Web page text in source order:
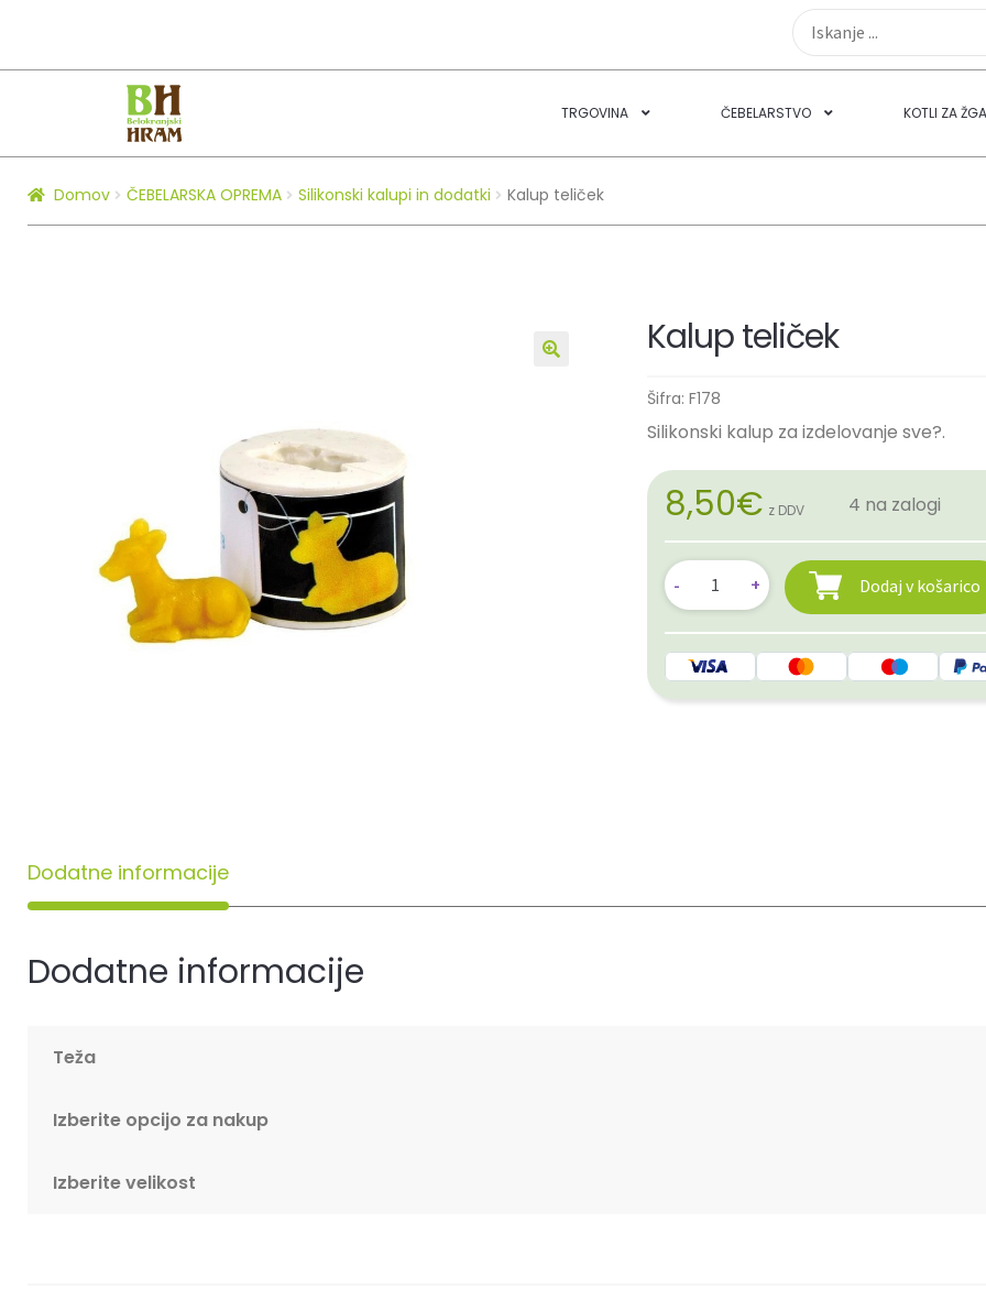
navigation
content
TRGOVINA ČEBELARSTVO KOTLI ZA
Domov ČEBELARSKA OPREMA Silikonski kalupi in dodatki Kalup teliček
Kalup teliček
Šifra: F178
Silikonski kalup za izdelovanje sve?.
8,50€ z DDV 4 na zalogi
Dodaj v košarico
Dodatne informacije
Dodatne informacije
Teža
Izberite opcijo za nakup
Izberite velikost